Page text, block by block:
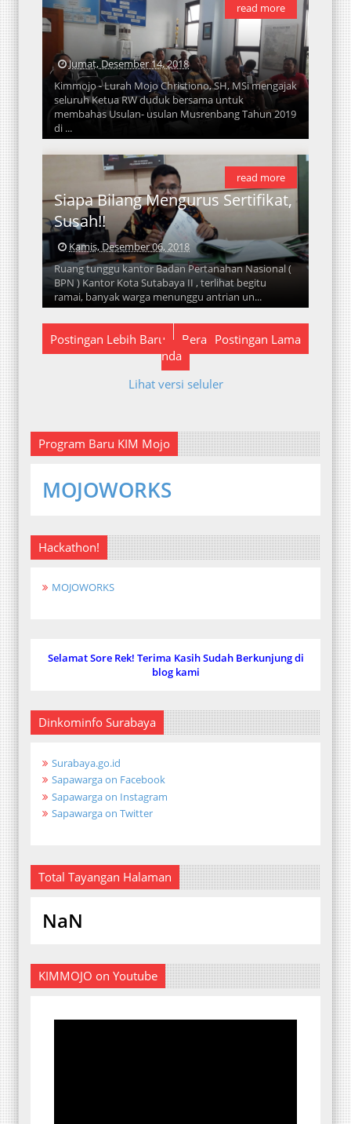
Jumat, Desember 14, 2018
Kimmojo - Lurah Mojo Christiono, SH, MSi mengajak
seluruh Ketua RW duduk bersama untuk
membahas Usulan- usulan Musrenbang Tahun 2019
di ...
read more
Siapa Bilang Mengurus Sertifikat,
Susah!!
Kamis, Desember 06, 2018
Ruang tunggu kantor Badan Pertanahan Nasional (
BPN ) Kantor Kota Sutabaya II , terlihat begitu
ramai, banyak warga menunggu antrian un...
read more
Postingan Lebih Baru Postingan Lama
Bera
nda
Lihat versi seluler
Program Baru KIM Mojo
MOJOWORKS
Hackathon!
MOJOWORKS
Selamat Sore Rek! Terima Kasih Sudah Berkunjung di
blog kami
Dinkominfo Surabaya
Surabaya.go.id
Sapawarga on Facebook
Sapawarga on Instagram
Sapawarga on Twitter
Total Tayangan Halaman
NaN
KIMMOJO on Youtube